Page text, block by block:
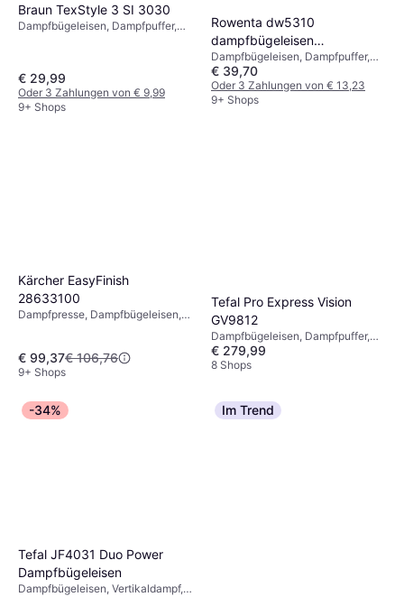
Braun TexStyle 3 SI 3030
Dampfbügeleisen, Dampfpuffer,
€ 29,99
Oder 3 Zahlungen von € 9,99
9+ Shops
Rowenta dw5310
dampfbügeleisen
mikrodampf 400
Dampfbügeleisen, Dampfpuffer,
Vertikaldampf, Sprüher
€ 39,70
Oder 3 Zahlungen von € 13,23
9+ Shops
Kärcher EasyFinish
28633100
Dampfpresse, Dampfbügeleisen,
€ 99,37€ 106,76
9+ Shops
Tefal Pro Express Vision
GV9812
Dampfbügeleisen, Dampfpuffer,
Vertikaldampf, Abschaltautomatik,
Selbstreinigung, 3000 W,
€ 279,99
8 Shops
-34%
Tefal JF4031 Duo Power
Dampfbügeleisen
Dampfbügeleisen, Vertikaldampf,
Im Trend